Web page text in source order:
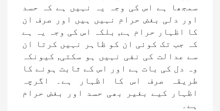
سمجھا ہے اس کی وجہ یہ نہیں ہے کہ حسد
اور دلی بغض حرام نہیں ہیں اور صرف ان
کا اظہار حرام ہے, بلکہ اس کی وجہ یہ ہے
کہ جب تک کوئی ان کو ظاہر نہیں کرتا ان
سے عدالت کی نفی نہیں ہو سکتی, کیونکہ
وہ دل کی بات ہے اور اس کے ثابت ہونے کا
طریقہ صرف اس کا اظہار ہے۔ اگرچہ
اظہار کیے بغیر بھی حسد اور بغض حرام
ہے۔